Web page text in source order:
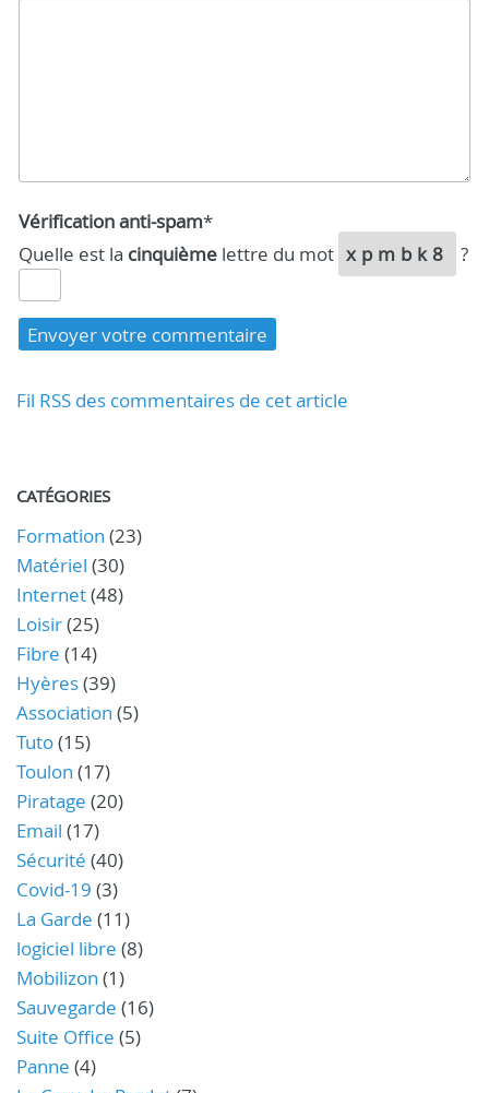
Vérification anti-spam*
Quelle est la cinquième lettre du mot xpmbk8 ?
Fil RSS des commentaires de cet article
CATÉGORIES
Formation (23)
Matériel (30)
Internet(48)
Loisir(25)
Fibre (14)
Hyères(39)
Association (5)
Tuto(15)
Toulon (17)
Piratage (20)
Email (17)
Sécurité (40)
Covid-19 (3)
La Garde (11)
logiciel libre (8)
Mobilizon (1)
Sauvegarde (16)
Suite Office (5)
Panne (4)